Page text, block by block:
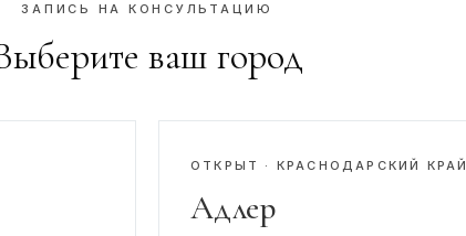
ЗАПИСЬ НА КОНСУЛЬТАЦИЮ
ваш город
ОТКРЫТ · КРАСНОДАРСКИЙ КРАЙ
Адлер